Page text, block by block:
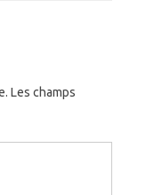
Les champs